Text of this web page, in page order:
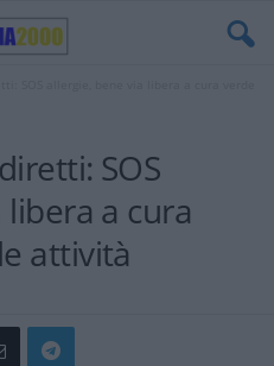
SOS
a cura
attività